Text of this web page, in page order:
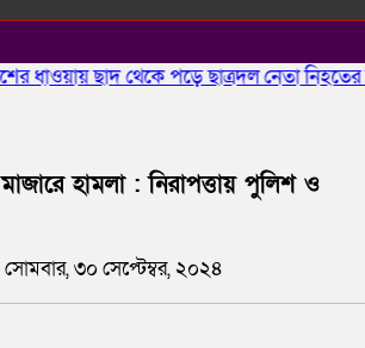
ছাদ থেকে পড়ে ছাত্রদল নেতা নিহতের
হামলা : নিরাপত্তায় পুলিশ ও
৩০ সেপ্টেম্বর, ২০২৪